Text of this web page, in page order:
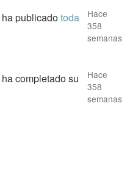
ha publicadotoda
Hace
358
semanas
ha completado su
Hace
358
semanas